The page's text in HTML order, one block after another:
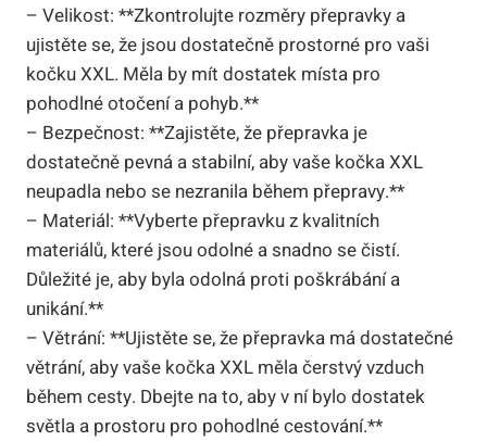
– Velikost: **Zkontrolujte rozměry přepravky a
ujistěte se, že jsou dostatečně prostorné pro vaši
kočku XXL. Měla by mít dostatek místa pro
pohodlné otočení a pohyb.**
– Bezpečnost: **Zajistěte, že přepravka je
dostatečně pevná a stabilní, aby vaše kočka XXL
neupadla nebo se nezranila během přepravy.**
– Materiál: **Vyberte přepravku z kvalitních
materiálů, které jsou odolné a snadno se čistí.
Důležité je, aby byla odolná proti poškrábání a
unikání.**
– Větrání: **Ujistěte se, že přepravka má dostatečné
větrání, aby vaše kočka XXL měla čerstvý vzduch
během cesty. Dbejte na to, aby v ní bylo dostatek
světla a prostoru pro pohodlné cestování.**